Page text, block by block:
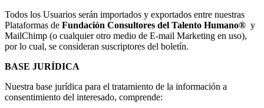
Todos los Usuarios serán importados y exportados entre nuestras
Plataformas de Fundación Consultores del Talento Humano® y
MailChimp (o cualquier otro medio de E-mail Marketing en uso),
por lo cual, se consideran suscriptores del boletín.
BASE JURÍDICA
Nuestra base jurídica para el tratamiento de la información a
consentimiento del interesado, comprende: